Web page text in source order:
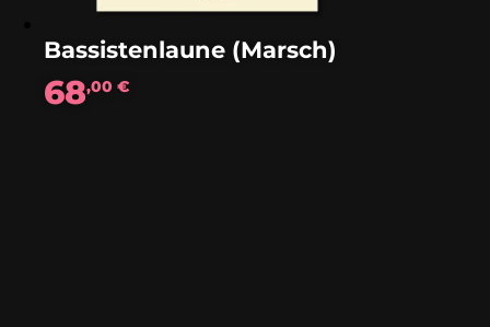
Bassistenlaune (Marsch)
68,00€